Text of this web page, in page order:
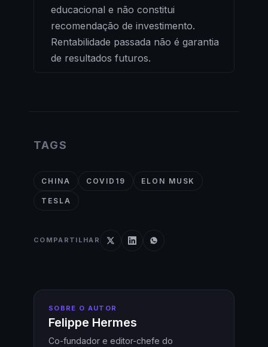
educacional e não constitui
recomendação de investimento.
Rentabilidade passada não é garantia
de resultados futuros.
TAGS
CHINA COVID19 ELON MUSK
TESLA
COMPARTILHAR
SOBRE O AUTOR
Felippe Hermes
Co-fundador e editor-chefe do